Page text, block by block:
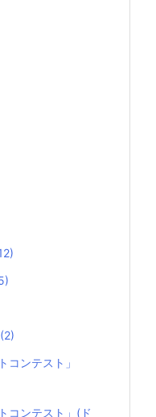
(2)
コンテスト」
コンテスト」(ド